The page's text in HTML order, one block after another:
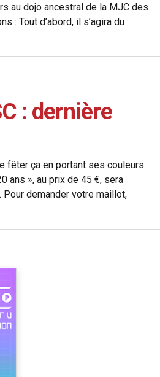
au dojo ancestral de la MJC des
: Tout d’abord, il s’agira du
: dernière
fêter ça en portant ses couleurs
ans », au prix de 45 €, sera
Pour demander votre maillot,